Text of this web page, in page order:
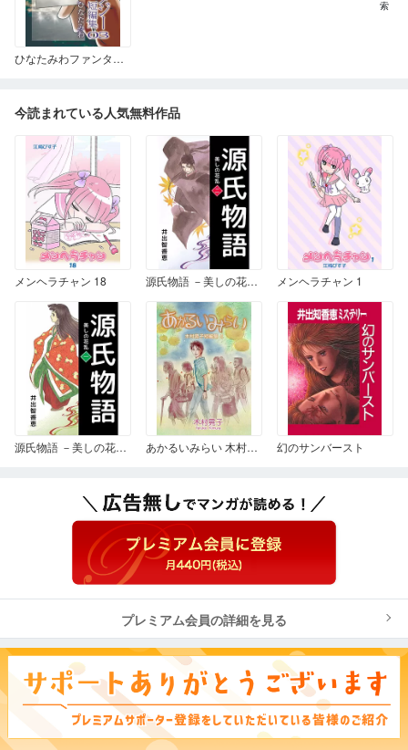
ひなたみわファンタジー短編集 3
今読まれている人気無料作品
メンヘラチャン 18 源氏物語 －美しの花乱－ 2 メンヘラチャン 1
源氏物語 －美しの花乱－ 1 あかるいみらい 木村晃子短編集 4 幻のサンバースト
プレミアム会員の詳細を見る